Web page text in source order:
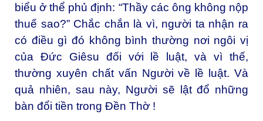
biểu ở thể phủ định: “Thầy các ông không nộp
thuế sao?” Chắc chắn là vì, người ta nhận ra
có điều gì đó không bình thường nơi ngôi vị
của Đức Giêsu đối với lề luật, và vì thế,
thường xuyên chất vấn Người về lề luật. Và
quả nhiên, sau này, Người sẽ lật đổ những
bàn đổi tiền trong Đền Thờ !